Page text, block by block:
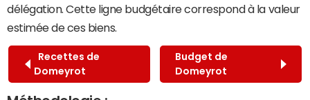
délégation. Cette ligne budgétaire correspond à la valeur
estimée de ces biens.
Recettes de
Domeyrot
Budget de
Domeyrot